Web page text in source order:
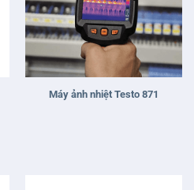
Máy ảnh nhiệt Testo 871